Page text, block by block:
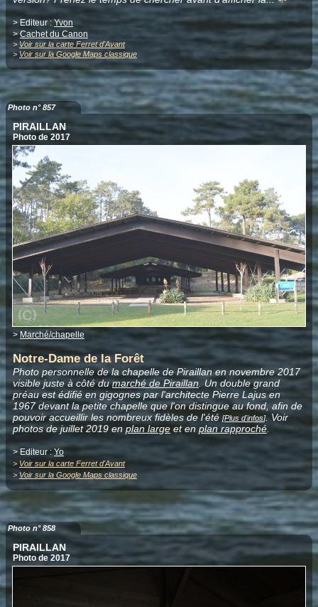
> Editeur : Yvon
>Cachet du Canon
> Voir sur la carte Ferret d'Avant
>Voir sur la Google Maps classique
Photo n° 857
PIRAILLAN
Photo de 2017
>Marché/chapelle
Notre-Dame de la Forêt
Photo personnelle de la chapelle de Piraillan en novembre 2017
visible juste à côté dumarché de Piraillan . Un double grand
préau est édifié en gigognes par l'architecte Pierre Lajus en
1967 devant la petite chapelle que l'on distingue au fond, afin de
pouvoir accueillir les nombreux fidèles de l'été [Plus d'infos]. Voir
photos de juillet 2019 en plan large et en plan rapproché
> Editeur : Yo
> Voir sur la carte Ferret d'Avant
> Voir sur la Google Maps classique
Photo n° 858
PIRAILLAN
Photo de 2017